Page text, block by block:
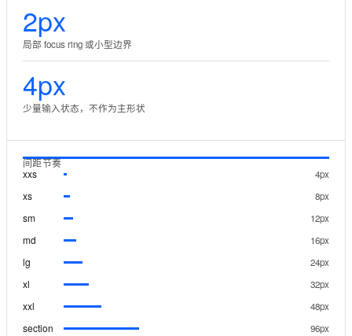
2px
局部 focus ring 或小型边界
4px
少量输入状态，不作为主形状
间距节奏
xxs
4px
xs 8px
sm 12px
md 16px
lg 24px
xl 32px
xxl 48px
section 96px